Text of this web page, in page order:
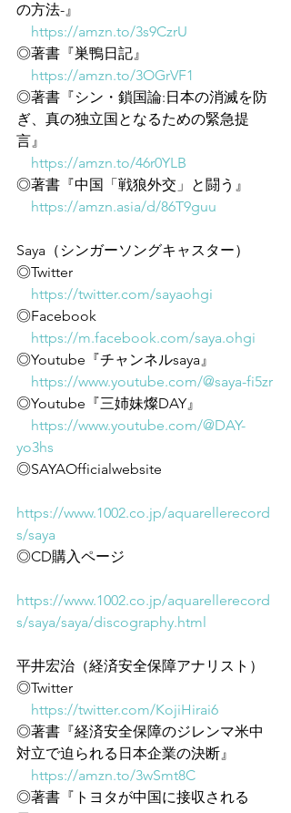
の方法-』
https://amzn.to/3s9CzrU
◎著書『巣鴨日記』
https://amzn.to/3OGrVF1
◎著書『シン・鎖国論:日本の消滅を防
ぎ、真の独立国となるための緊急提
言』
https://amzn.to/46r0YLB
◎著書『中国「戦狼外交」と闘う』
https://amzn.asia/d/86T9guu
Saya（シンガーソングキャスター）
◎Twitter
https://twitter.com/sayaohgi
◎Facebook
https://m.facebook.com/saya.ohgi
◎Youtube『チャンネルsaya』
https://www.youtube.com/@saya-fi5zr
◎Youtube『三姉妹燦DAY』
https://www.youtube.com/@DAY-
yo3hs
◎SAYAOfficialwebsite
https://www.1002.co.jp/aquarellerecord
s/saya
◎CD購入ページ
https://www.1002.co.jp/aquarellerecord
s/saya/saya/discography.html
平井宏治（経済安全保障アナリスト）
◎Twitter
https://twitter.com/KojiHirai6
◎著書『経済安全保障のジレンマ米中
対立で迫られる日本企業の決断』
https://amzn.to/3wSmt8C
◎著書『トヨタが中国に接収される